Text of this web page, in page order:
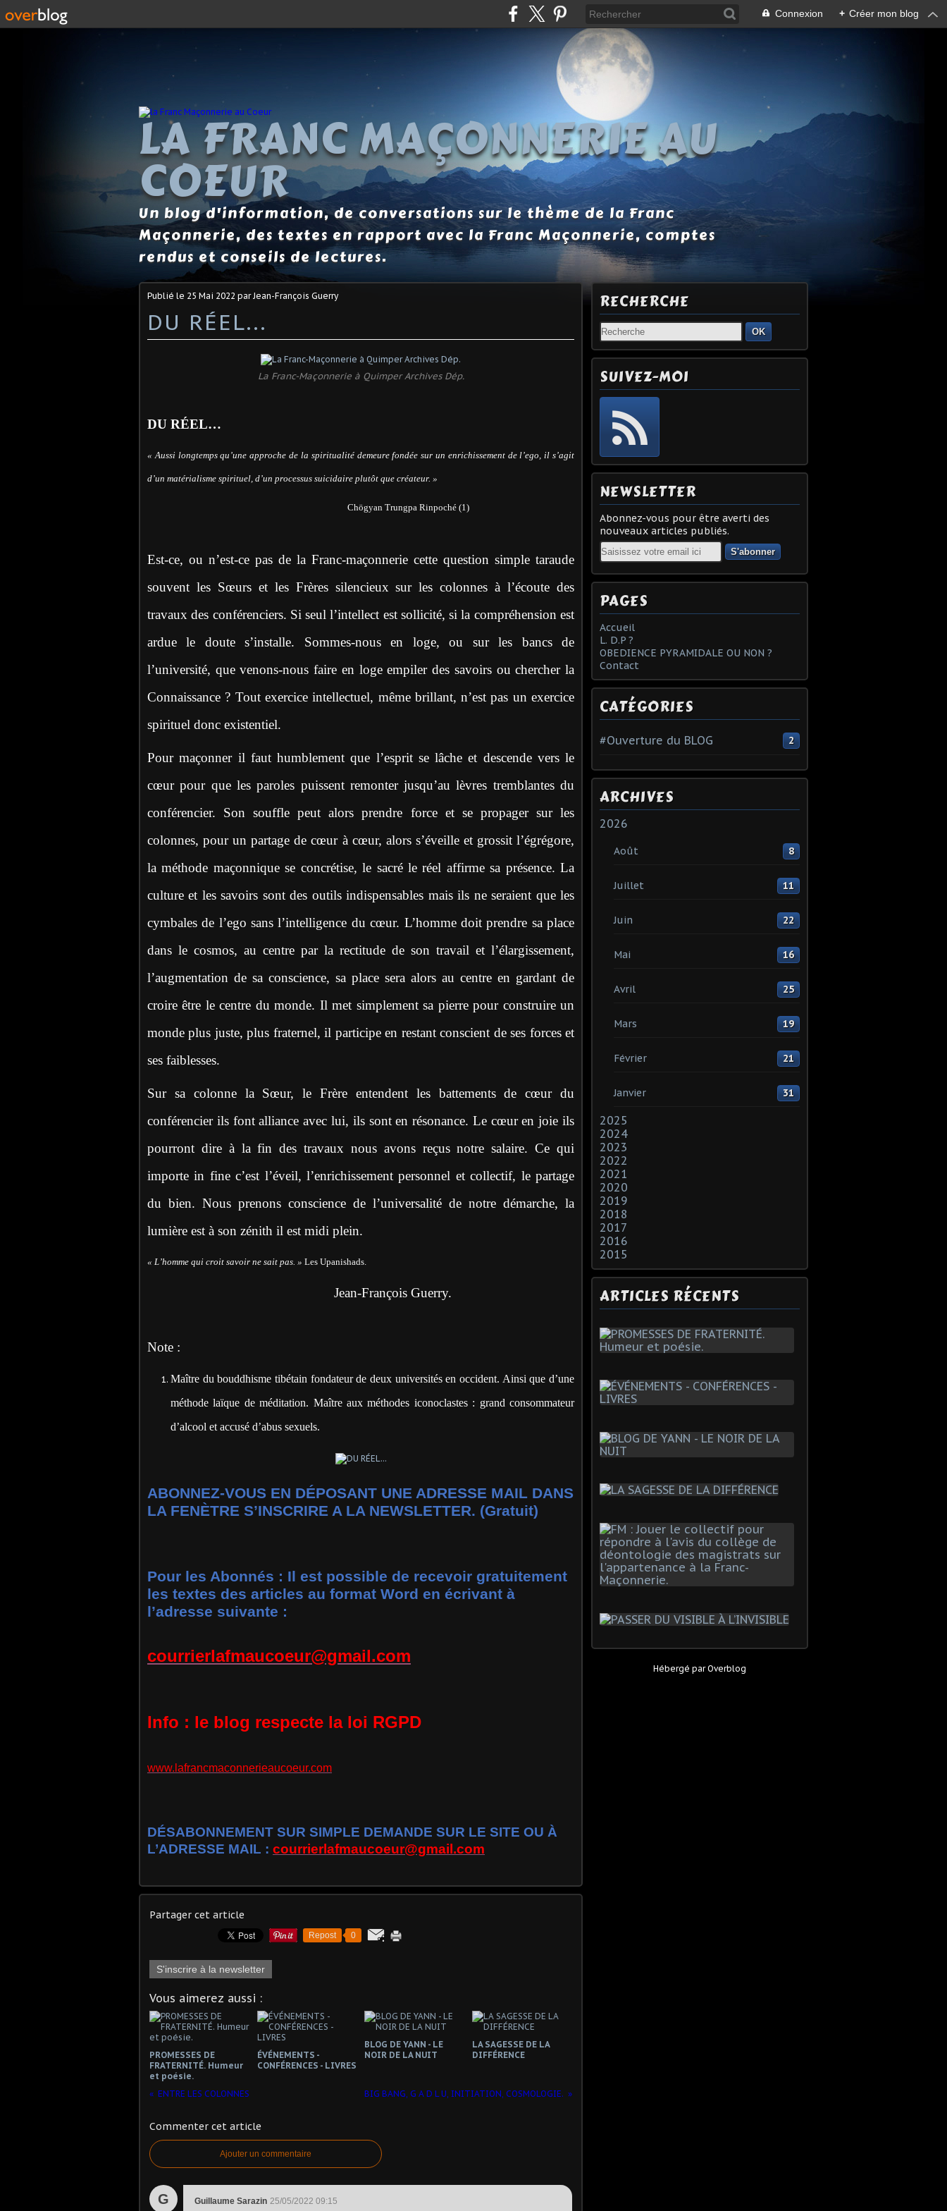
Connexion + Créer mon blog
LA FRANC MAÇONNERIE AU
COEUR
Un blog d'information, de conversations sur le thème de la Franc
Maçonnerie, des textes en rapport avec la Franc Maçonnerie, comptes
rendus et conseils de lectures.
Publié le 25 Mai 2022 par Jean-François Guerry
DU RÉEL...
La Franc-Maçonnerie à Quimper Archives Dép.
DU RÉEL…
« Aussi longtemps qu’une approche de la spiritualité demeure fondée sur un enrichissement de l’ego, il s’agit
d’un matérialisme spirituel, d’un processus suicidaire plutôt que créateur. »
Chögyan Trungpa Rinpoché (1)
Est-ce, ou n’est-ce pas de la Franc-maçonnerie cette question simple taraude
souvent les Sœurs et les Frères silencieux sur les colonnes à l’écoute des
travaux des conférenciers. Si seul l’intellect est sollicité, si la compréhension est
ardue le doute s’installe. Sommes-nous en loge, ou sur les bancs de
l’université, que venons-nous faire en loge empiler des savoirs ou chercher la
Connaissance ? Tout exercice intellectuel, même brillant, n’est pas un exercice
spirituel donc existentiel.
Pour maçonner il faut humblement que l’esprit se lâche et descende vers le
cœur pour que les paroles puissent remonter jusqu’au lèvres tremblantes du
conférencier. Son souffle peut alors prendre force et se propager sur les
colonnes, pour un partage de cœur à cœur, alors s’éveille et grossit l’égrégore,
la méthode maçonnique se concrétise, le sacré le réel affirme sa présence. La
culture et les savoirs sont des outils indispensables mais ils ne seraient que les
cymbales de l’ego sans l’intelligence du cœur. L’homme doit prendre sa place
dans le cosmos, au centre par la rectitude de son travail et l’élargissement,
l’augmentation de sa conscience, sa place sera alors au centre en gardant de
croire être le centre du monde. Il met simplement sa pierre pour construire un
monde plus juste, plus fraternel, il participe en restant conscient de ses forces et
ses faiblesses.
Sur sa colonne la Sœur, le Frère entendent les battements de cœur du
conférencier ils font alliance avec lui, ils sont en résonance. Le cœur en joie ils
pourront dire à la fin des travaux nous avons reçus notre salaire. Ce qui
importe in fine c’est l’éveil, l’enrichissement personnel et collectif, le partage
du bien. Nous prenons conscience de l’universalité de notre démarche, la
lumière est à son zénith il est midi plein.
« L’homme qui croit savoir ne sait pas. » Les Upanishads.
Jean-François Guerry.
Note :
Maître du bouddhisme tibétain fondateur de deux universités en occident. Ainsi que d’une
méthode laïque de méditation. Maître aux méthodes iconoclastes : grand consommateur
d’alcool et accusé d’abus sexuels.
ABONNEZ-VOUS EN DÉPOSANT UNE ADRESSE MAIL DANS
LA FENÈTRE S’INSCRIRE A LA NEWSLETTER. (Gratuit)
Pour les Abonnés : Il est possible de recevoir gratuitement
les textes des articles au format Word en écrivant à
l’adresse suivante :
courrierlafmaucoeur@gmail.com
Info : le blog respecte la loi RGPD
www.lafrancmaconnerieaucoeur.com
DÉSABONNEMENT SUR SIMPLE DEMANDE SUR LE SITE OU À
L’ADRESSE MAIL : courrierlafmaucoeur@gmail.com
Partager cet article
Repost 0
S'inscrire à la newsletter
Vous aimerez aussi :
PROMESSES DE
FRATERNITÉ. Humeur
et poésie.
ÉVÉNEMENTS -
CONFÉRENCES - LIVRES
BLOG DE YANN - LE
NOIR DE LA NUIT
LA SAGESSE DE LA
DIFFÉRENCE
ENTRE LES COLONNES BIG BANG, G A D L U, INITIATION, COSMOLOGIE.
Commenter cet article
Ajouter un commentaire
G Guillaume Sarazin 25/05/2022 09:15
RECHERCHE
OK
SUIVEZ-MOI
NEWSLETTER
Abonnez-vous pour être averti des
nouveaux articles publiés.
Email
PAGES
Accueil
L. D.P ?
OBEDIENCE PYRAMIDALE OU NON ?
Contact
CATÉGORIES
#Ouverture du BLOG 2
ARCHIVES
2026
Août 8
Juillet 11
Juin 22
Mai 16
Avril 25
Mars 19
Février 21
Janvier 31
2025
2024
2023
2022
2021
2020
2019
2018
2017
2016
2015
ARTICLES RÉCENTS
Hébergé parOverblog